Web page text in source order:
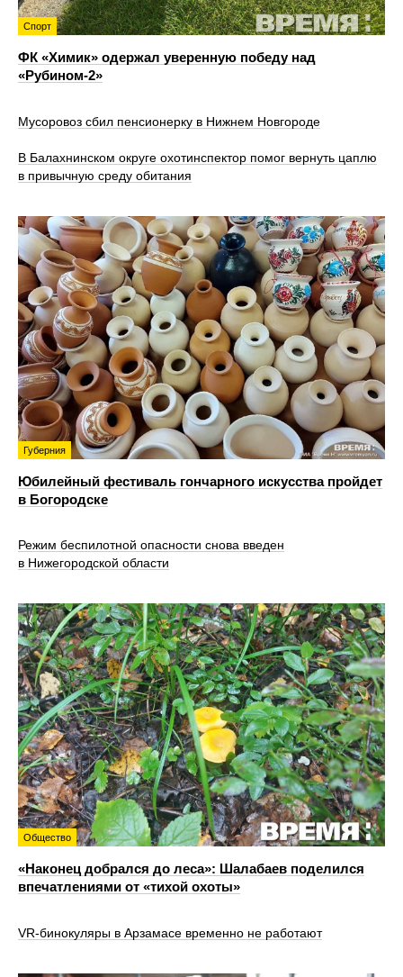
Спорт
ФК «Химик» одержал уверенную победу над
«Рубином‑2»
Мусоровоз сбил пенсионерку в Нижнем Новгороде
В Балахнинском округе охотинспектор помог вернуть цаплю
в привычную среду обитания
Губерния
Юбилейный фестиваль гончарного искусства пройдет
в Богородске
Режим беспилотной опасности снова введен
в Нижегородской области
Общество
«Наконец добрался до леса»: Шалабаев поделился
впечатлениями от «тихой охоты»
VR‑бинокуляры в Арзамасе временно не работают